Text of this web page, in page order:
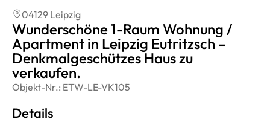
04129 Leipzig
Wunderschöne 1-Raum Wohnung /
Apartment in Leipzig Eutritzsch –
Denkmalgeschützes Haus zu
verkaufen.
Objekt-Nr.: ETW-LE-VK105
Details